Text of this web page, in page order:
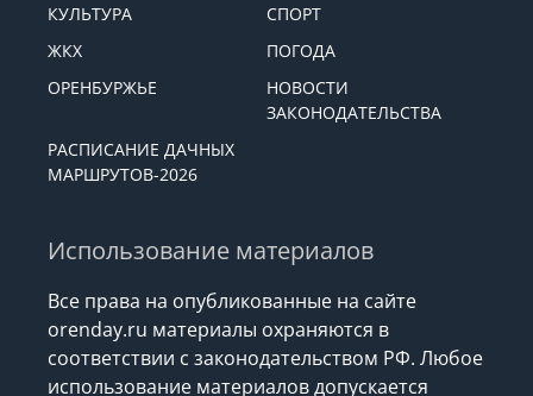
КУЛЬТУРА
СПОРТ
ЖКХ
ПОГОДА
ОРЕНБУРЖЬЕ
НОВОСТИ
ЗАКОНОДАТЕЛЬСТВА
РАСПИСАНИЕ ДАЧНЫХ
МАРШРУТОВ-2026
Использование материалов
Все права на опубликованные на сайте
orenday.ru материалы охраняются в
соответствии с законодательством РФ. Любое
использование материалов допускается